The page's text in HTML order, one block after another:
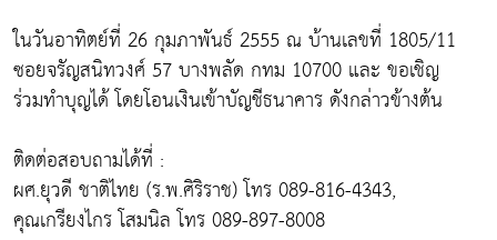
ในวันอาทิตย์ที่ 26 กุมภาพันธ์ 2555 ณ บ้านเลขที่ 1805/11
ซอยจรัญสนิทวงศ์ 57 บางพลัด กทม 10700 และ ขอเชิญ
ร่วมทำบุญได้ โดยโอนเงินเข้าบัญชีธนาคาร ดังกล่าวข้างต้น
ติดต่อสอบถามได้ที่ :
ผศ.ยุวดี ชาติไทย (ร.พ.ศิริราช) โทร 089-816-4343,
คุณเกรียงไกร โสมนิล โทร 089-897-8008